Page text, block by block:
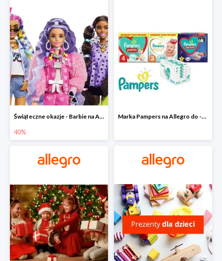
Świąteczne okazje - Barbie na Allegro do -40%
40%
Marka Pampers na Allegro do -35%